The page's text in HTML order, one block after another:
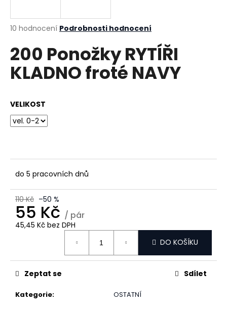
Průměrné
produktu
je
4,0
10 hodnocení Podrobnosti hodnocení
200 Ponožky RYTÍŘI
KLADNO froté NAVY
VELIKOST
do 5 pracovních dnů
110 Kč –50 %
55 Kč / pár
45,45 Kč bez DPH
DO KOŠÍKU
Kategorie: OSTATNÍ
Zeptat se Sdílet
j
t
?
D
o
o
u
č
e
m